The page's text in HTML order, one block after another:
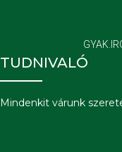
TUDNIVALÓ
Mindenkit várunk